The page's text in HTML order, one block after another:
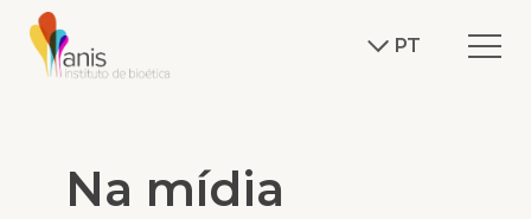
PT
Na mídia